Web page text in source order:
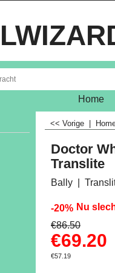
Home
<< Vorige
Doctor
Translite
Bally
-20% Nu
€86.50
€69.20
€57.19